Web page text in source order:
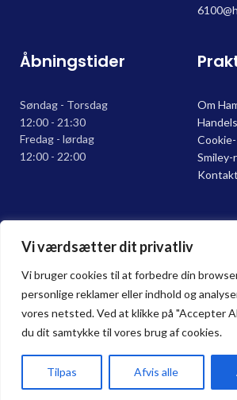
Vi værdsætter dit privatliv
Vi bruger cookies til at forbedre din
personlige reklamer eller indhold og
vores netsted. Ved at klikke på "Accepter
du dit samtykke til vores brug af cookies.
Tilpas Afvis alle
Åbningstider
Søndag - Torsdag
12:00 - 21:30
Fredag - lørdag
12:00 - 22:00
Om
Kontakt
Kontakt os hvis du har spørgsmål vedr.
vores retter.
Hama sushi Restaurant @ 2024 | Powered